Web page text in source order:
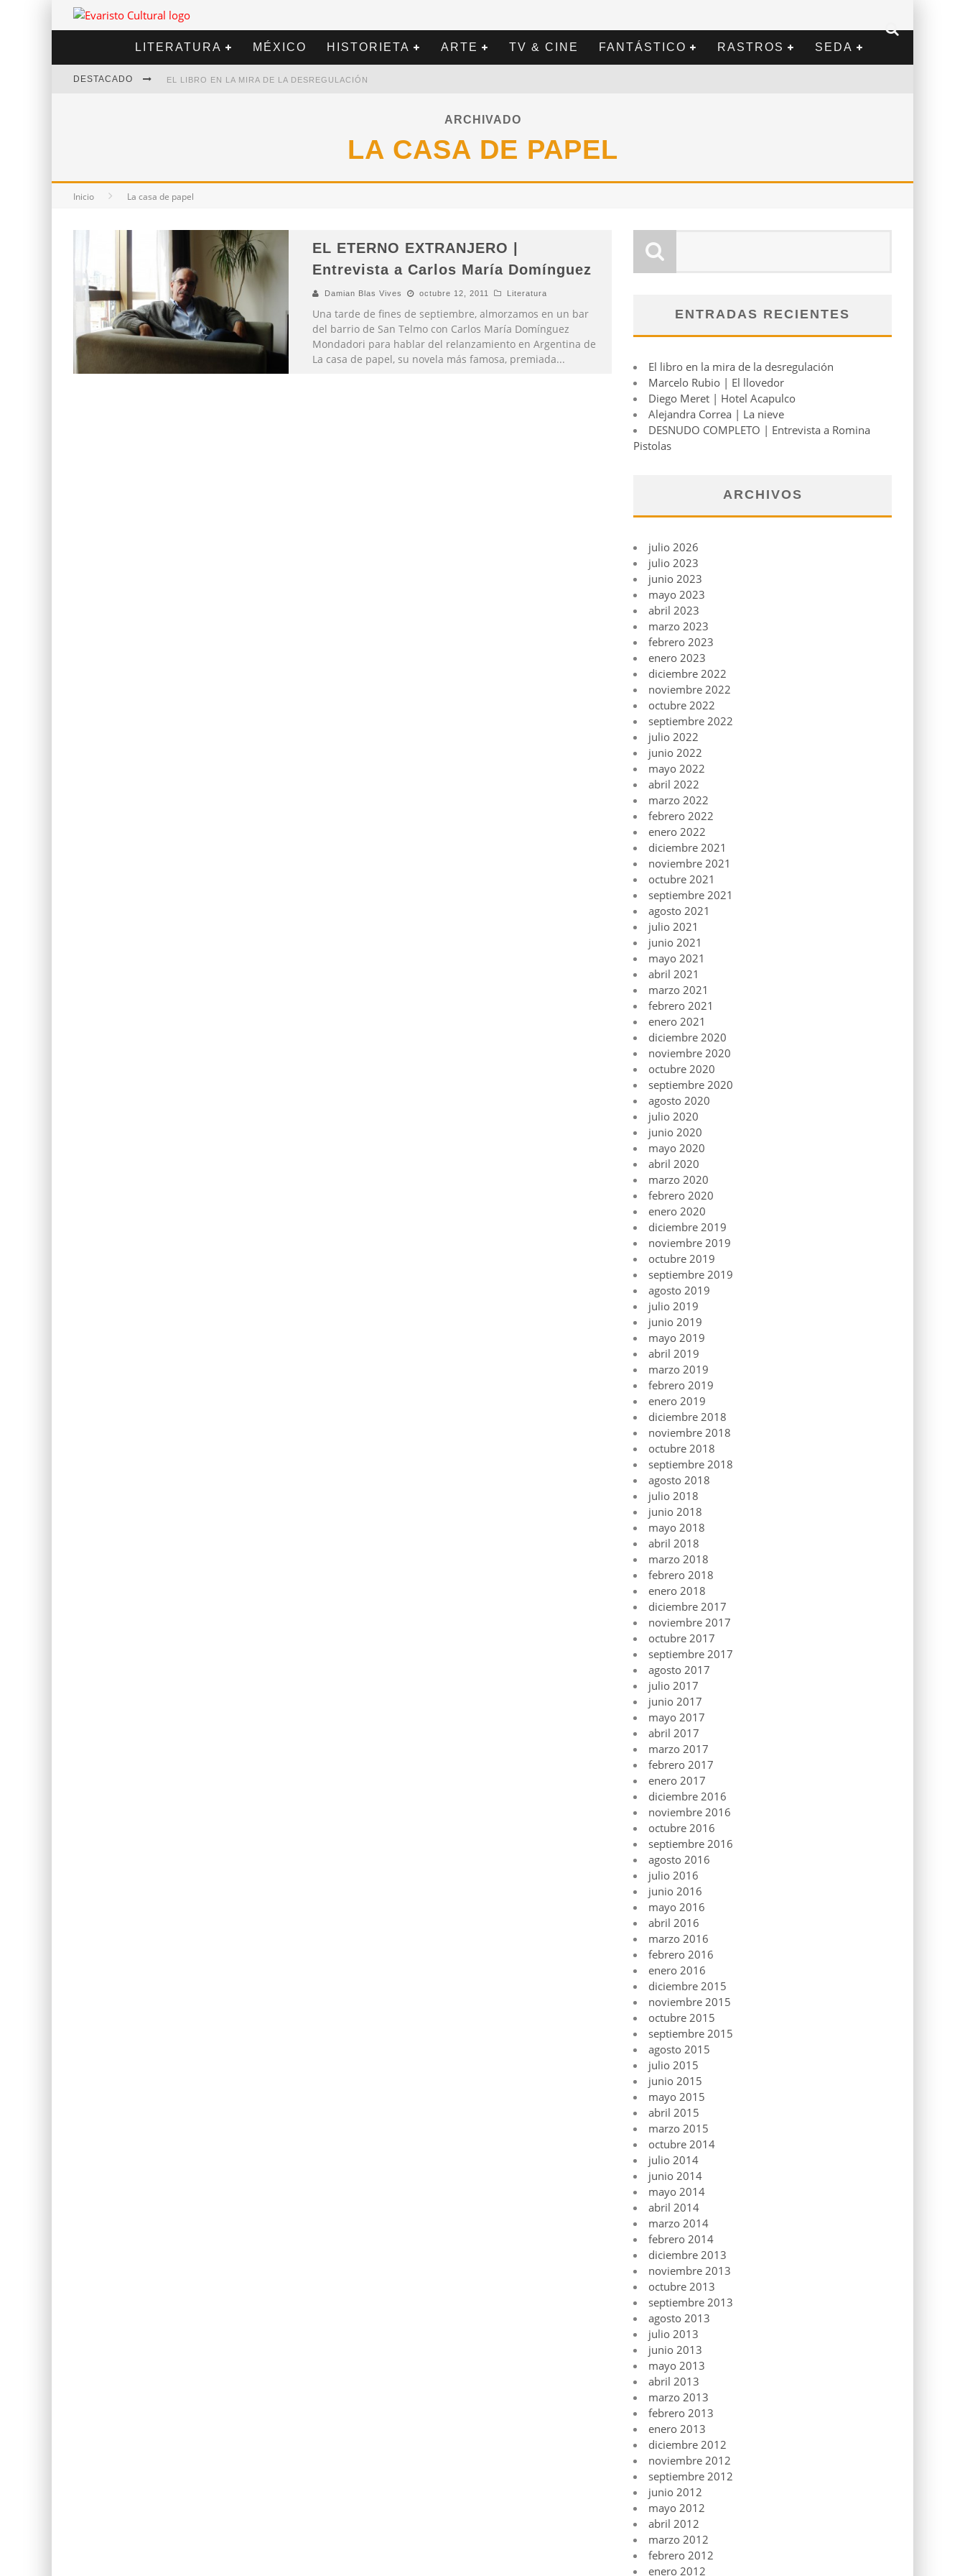
LITERATURA MÉXICO HISTORIETA ARTE TV & CINE FANTÁSTICO RASTROS SEDA
DESTACADO EL LIBRO EN LA MIRA DE LA DESREGULACIÓN
ARCHIVADO
LA CASA DE PAPEL
Inicio La casa de papel
EL ETERNO EXTRANJERO |
Entrevista a Carlos María Domínguez
Damian Blas Vives octubre 12, 2011 Literatura
Una tarde de fines de septiembre, almorzamos en un bar
del barrio de San Telmo con Carlos María Domínguez
Mondadori para hablar del relanzamiento en Argentina de
La casa de papel, su novela más famosa, premiada...
ENTRADAS RECIENTES
El libro en la mira de la desregulación
Marcelo Rubio | El llovedor
Diego Meret | Hotel Acapulco
Alejandra Correa | La nieve
DESNUDO COMPLETO | Entrevista a Romina
Pistolas
ARCHIVOS
julio 2026
julio 2023
junio 2023
mayo 2023
abril 2023
marzo 2023
febrero 2023
enero 2023
diciembre 2022
noviembre 2022
octubre 2022
septiembre 2022
julio 2022
junio 2022
mayo 2022
abril 2022
marzo 2022
febrero 2022
enero 2022
diciembre 2021
noviembre 2021
octubre 2021
septiembre 2021
agosto 2021
julio 2021
junio 2021
mayo 2021
abril 2021
marzo 2021
febrero 2021
enero 2021
diciembre 2020
noviembre 2020
octubre 2020
septiembre 2020
agosto 2020
julio 2020
junio 2020
mayo 2020
abril 2020
marzo 2020
febrero 2020
enero 2020
diciembre 2019
noviembre 2019
octubre 2019
septiembre 2019
agosto 2019
julio 2019
junio 2019
mayo 2019
abril 2019
marzo 2019
febrero 2019
enero 2019
diciembre 2018
noviembre 2018
octubre 2018
septiembre 2018
agosto 2018
julio 2018
junio 2018
mayo 2018
abril 2018
marzo 2018
febrero 2018
enero 2018
diciembre 2017
noviembre 2017
octubre 2017
septiembre 2017
agosto 2017
julio 2017
junio 2017
mayo 2017
abril 2017
marzo 2017
febrero 2017
enero 2017
diciembre 2016
noviembre 2016
octubre 2016
septiembre 2016
agosto 2016
julio 2016
junio 2016
mayo 2016
abril 2016
marzo 2016
febrero 2016
enero 2016
diciembre 2015
noviembre 2015
octubre 2015
septiembre 2015
agosto 2015
julio 2015
junio 2015
mayo 2015
abril 2015
marzo 2015
octubre 2014
julio 2014
junio 2014
mayo 2014
abril 2014
marzo 2014
febrero 2014
diciembre 2013
noviembre 2013
octubre 2013
septiembre 2013
agosto 2013
julio 2013
junio 2013
mayo 2013
abril 2013
marzo 2013
febrero 2013
enero 2013
diciembre 2012
noviembre 2012
septiembre 2012
junio 2012
mayo 2012
abril 2012
marzo 2012
febrero 2012
enero 2012